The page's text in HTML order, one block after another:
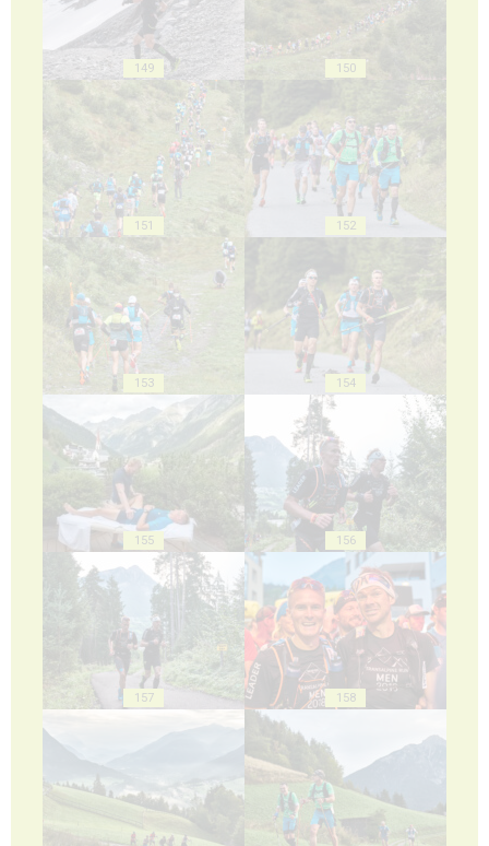
149 150
151 152
153 154
155 156
157 158